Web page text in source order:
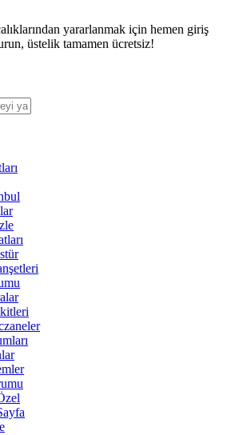
yararlanmak için hemen giriş
üstelik tamamen ücretsiz!